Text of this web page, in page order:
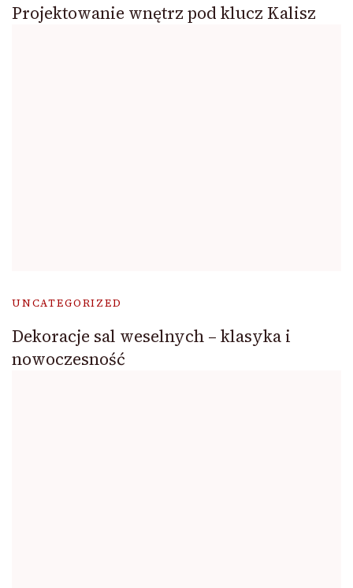
Projektowanie wnętrz pod klucz Kalisz
UNCATEGORIZED
Dekoracje sal weselnych – klasyka i
nowoczesność